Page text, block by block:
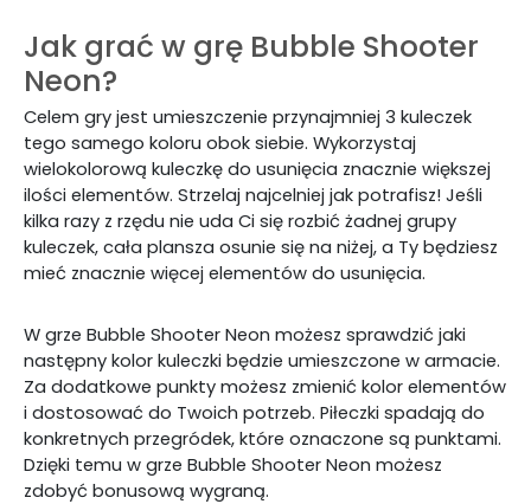
Jak grać w grę Bubble Shooter
Neon?
Celem gry jest umieszczenie przynajmniej 3 kuleczek
tego samego koloru obok siebie. Wykorzystaj
wielokolorową kuleczkę do usunięcia znacznie większej
ilości elementów. Strzelaj najcelniej jak potrafisz! Jeśli
kilka razy z rzędu nie uda Ci się rozbić żadnej grupy
kuleczek, cała plansza osunie się na niżej, a Ty będziesz
mieć znacznie więcej elementów do usunięcia.
W grze Bubble Shooter Neon możesz sprawdzić jaki
następny kolor kuleczki będzie umieszczone w armacie.
Za dodatkowe punkty możesz zmienić kolor elementów
i dostosować do Twoich potrzeb. Piłeczki spadają do
konkretnych przegródek, które oznaczone są punktami.
Dzięki temu w grze Bubble Shooter Neon możesz
zdobyć bonusową wygraną.